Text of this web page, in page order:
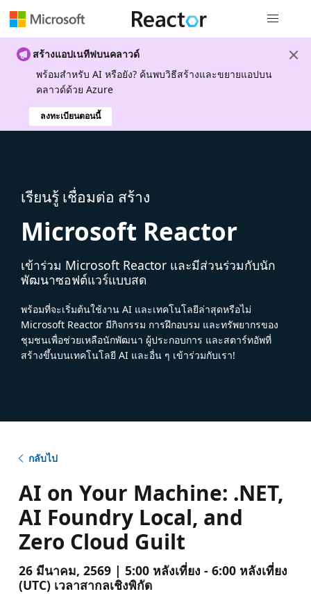
สร้างแอปเนทีฟบนคลาวด์
พร้อมสําหรับ AI หรือยัง? ค้นพบวิธีสร้างและขยายแอปบน
คลาวด์ด้วย Azure
ลงทะเบียนตอนนี้
เรียนรู้ เชื่อมต่อ สร้าง
Microsoft Reactor
เข้าร่วม Microsoft Reactor และมีส่วนร่วมกับนัก
พัฒนาซอฟต์แวร์แบบสด
พร้อมที่จะเริ่มต้นใช้งาน AI และเทคโนโลยีล่าสุดหรือไม่
Microsoft Reactor มีกิจกรรม การฝึกอบรม และทรัพยากรของ
ชุมชนเพื่อช่วยเหลือนักพัฒนา ผู้ประกอบการ และสตาร์ทอัพที่
สร้างขึ้นบนเทคโนโลยี AI และอื่น ๆ เข้าร่วมกับเรา!
กลับไป
AI on Your Machine: .NET,
AI Foundry Local, and
Zero Cloud Guilt
26 มีนาคม, 2569 | 5:00 หลังเที่ยง - 6:00 หลังเที่ยง
(UTC) เวลาสากลเชิงพิกัด